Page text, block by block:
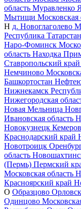
область Муравленко
Мытищи Московская
Н д. Новоглаголево
Республика Татарстан
Наро-Фоминск
область Находка
Ставропольский край
Немчиново
Башкортостан
Нижнекамск
Нижегородская
Новая Мельница
Ивановская область
Новокузнецк
Краснодарский край
Новотроицк
область
(Пермь) Пермский
Московская область
Красноярский край
О Образцово
Одинцово